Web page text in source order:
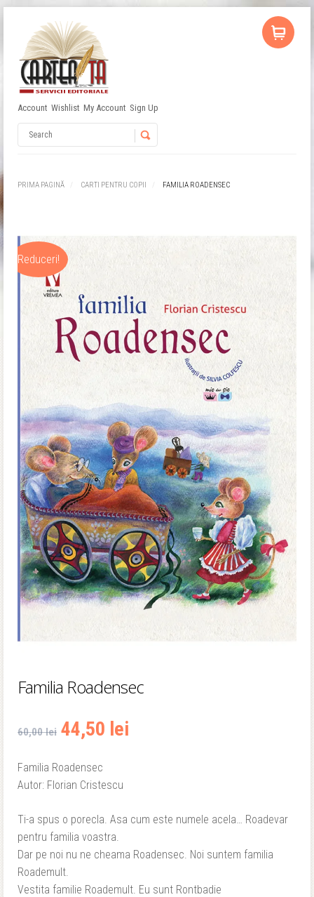
Account Wishlist My Account Sign Up
PRIMA PAGINĂ CARTI PENTRU COPII FAMILIA ROADENSEC
Reduceri!
Familia Roadensec
60,00lei Prețul
inițial
a
fost:
60,00 lei.
44,50 lei
44,50 lei.
Familia Roadensec
Autor: Florian Cristescu
Ti-a spus o porecla. Asa cum este numele acela… Roadevar
pentru familia voastra.
Dar pe noi nu ne cheama Roadensec. Noi suntem familia
Roademult.
Vestita familie Roademult. Eu sunt Rontbadie